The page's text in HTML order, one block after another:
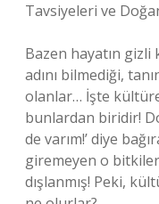
Tavsiyeleri ve
Bazen hayatın gizli
adını bilmediği,
olanlar… İşte
bunlardan biridir!
de varım!’ diye
giremeyen o
dışlanmış! Peki,